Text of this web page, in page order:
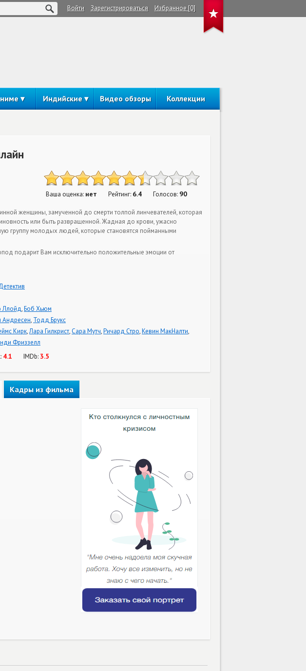
Войти Зарегистрироваться Избранное [0]
Индийские Видео обзоры Коллекции
Ваша оценка: нет Рейтинг: 6.4 Голосов: 90
женщины, замученной до смерти толпой линчевателей, которая
или быть развращенной. Жадная до крови, ужасно
группу молодых людей, которые становятся пойманными
подарит Вам исключительно положительные эмоции от
Ллойд,Боб Хьюм
Андресен, Тодд Брукс
Кирк,Лара Гилкрист,Сара Мутч,Ричард Стро,Кевин МакНалти,
Фриззелл
4.1 IMDb: 3.5
Кадры из фильма